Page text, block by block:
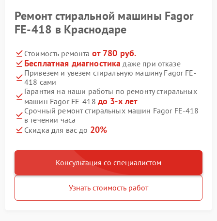
Ремонт стиральной машины Fagor
FE-418 в Краснодаре
Стоимость ремонта от 780 руб.
Бесплатная диагностика даже при отказе
Привезем и увезем стиральную машину Fagor FE-
418 сами
Гарантия на наши работы по ремонту стиральных
машин Fagor FE-418 до 3-х лет
Срочный ремонт стиральных машин Fagor FE-418
в течении часа
Скидка для вас до 20%
Консультация со специалистом
Узнать стоимость работ